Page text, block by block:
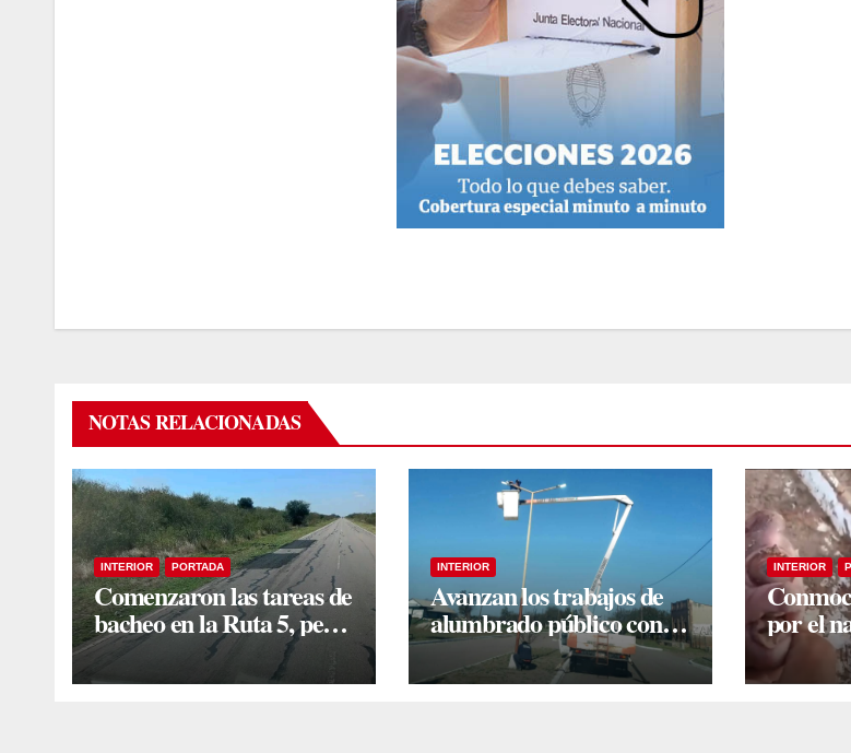
NOTAS RELACIONADAS
INTERIOR PORTADA
Comenzaron las tareas de
bacheo en la Ruta 5, pero
vecinos insisten en un
reclamo integral
INTERIOR
Avanzan los trabajos de
alumbrado público con
nueva tecnología LED en
Estación Taboada
INTERIOR
por el
graves